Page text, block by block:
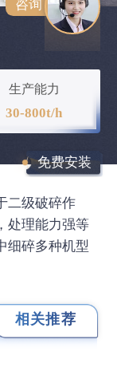
生产能力
30-800t/h
咨询
免费安装
二级破碎作
处理能力强等
细碎多种机型
相关推荐